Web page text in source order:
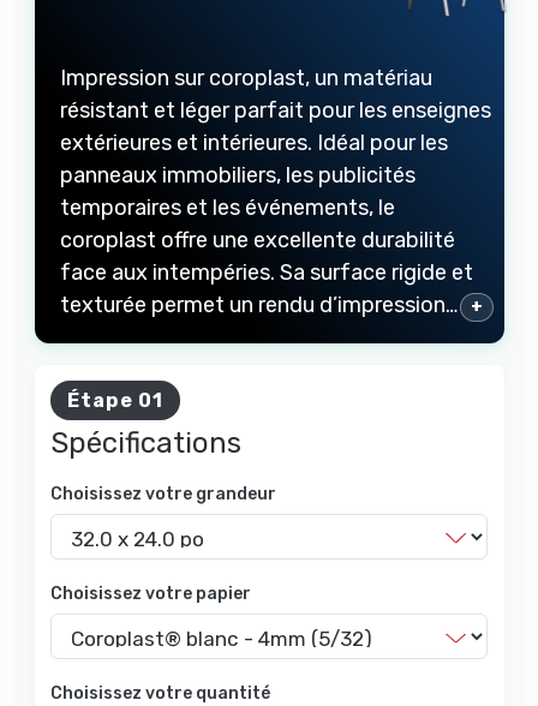
Impression sur coroplast, un matériau
résistant et léger parfait pour les enseignes
extérieures et intérieures. Idéal pour les
panneaux immobiliers, les publicités
temporaires et les événements, le
coroplast offre une excellente durabilité
face aux intempéries. Sa surface rigide et
texturée permet un rendu d’impression…
+
Étape 01
Spécifications
Choisissez votre grandeur
Choisissez votre papier
Choisissez votre quantité